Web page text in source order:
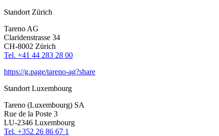
Standort Zürich
Tareno AG
Clari­den­strasse 34
CH-8002 Zürich
Tel. +41 44 283 28 00
https://g.page/tareno-ag?share
Standort Luxem­bourg
Tareno (Luxem­bourg) SA
Rue de la Poste 3
LU-2346 Luxem­bourg
Tel. +352 26 86 67 1